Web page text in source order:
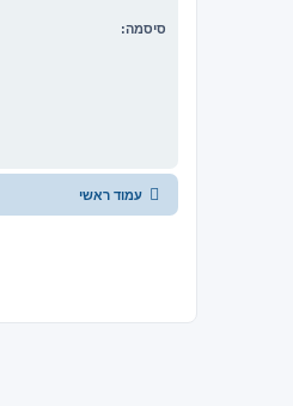
סיסמה:
עמוד ראשי